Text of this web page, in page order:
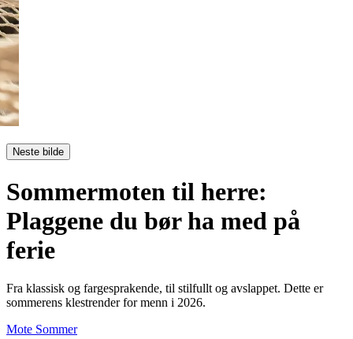
Neste bilde
Sommermoten til herre:
Plaggene du bør ha med på
ferie
Fra klassisk og fargesprakende, til stilfullt og avslappet. Dette er
sommerens klestrender for menn i 2026.
Mote Sommer